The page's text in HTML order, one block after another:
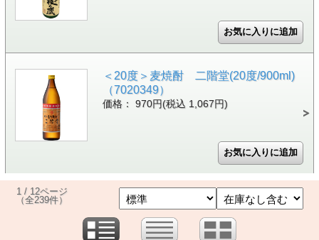
＜20度＞麦焼酎 二階堂(20度/900ml)
（7020349）
価格： 970円(税込 1,067円)
1 / 12ページ
（全239件）